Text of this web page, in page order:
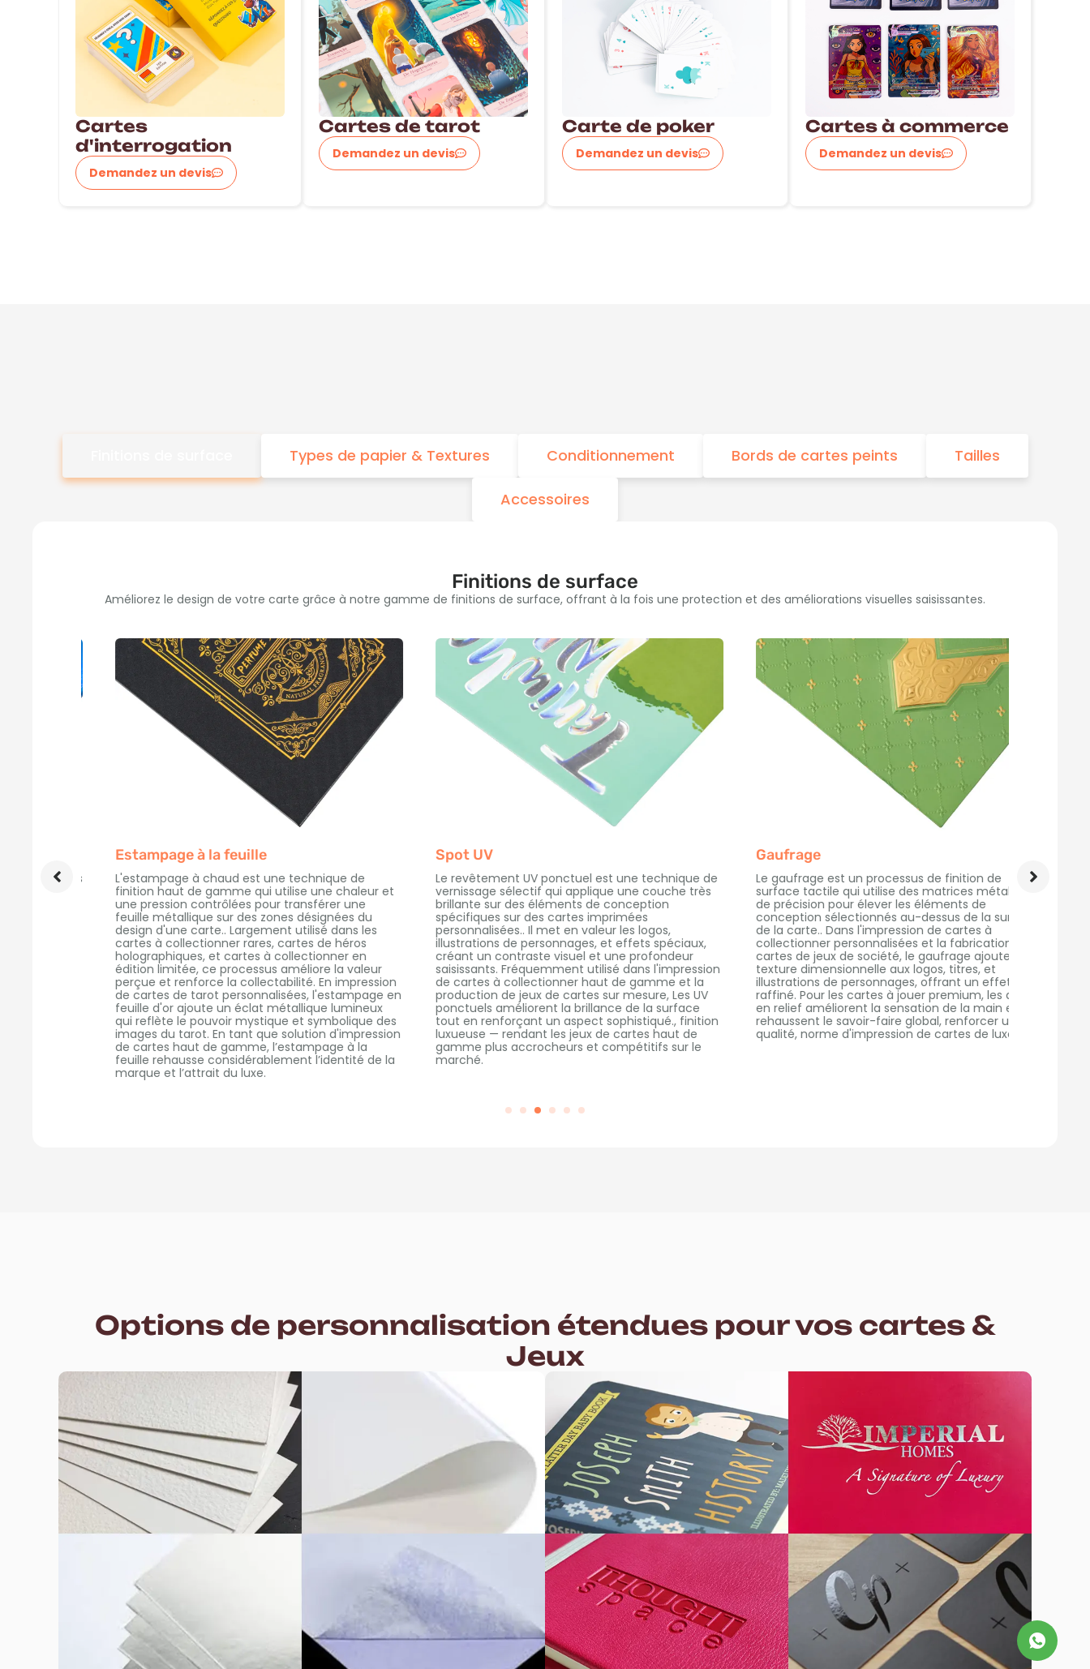
Cartes
d'interrogation
Demandez un devis
Cartes de tarot
Demandez un devis
Carte de poker
Demandez un devis
Cartes à commerce
Demandez un devis
Types de papier & Textures Conditionnement Bords de cartes peints Tailles
Accessoires
Finitions de surface
Améliorez le design de votre carte grâce à notre gamme de finitions de surface, offrant à la fois une protection et des améliorations visuelles saisissantes.
Estampage à la feuille
L'estampage à chaud est une technique de
finition haut de gamme qui utilise une chaleur et
une pression contrôlées pour transférer une
feuille métallique sur des zones désignées du
design d'une carte.. Largement utilisé dans les
cartes à collectionner rares, cartes de héros
holographiques, et cartes à collectionner en
édition limitée, ce processus améliore la valeur
perçue et renforce la collectabilité. En impression
de cartes de tarot personnalisées, l'estampage en
feuille d'or ajoute un éclat métallique lumineux
qui reflète le pouvoir mystique et symbolique des
images du tarot. En tant que solution d'impression
de cartes haut de gamme, l’estampage à la
feuille rehausse considérablement l’identité de la
marque et l’attrait du luxe.
Spot UV
Le revêtement UV ponctuel est une technique de
vernissage sélectif qui applique une couche très
brillante sur des éléments de conception
spécifiques sur des cartes imprimées
personnalisées.. Il met en valeur les logos,
illustrations de personnages, et effets spéciaux,
créant un contraste visuel et une profondeur
saisissants. Fréquemment utilisé dans l'impression
de cartes à collectionner haut de gamme et la
production de jeux de cartes sur mesure, Les UV
ponctuels améliorent la brillance de la surface
tout en renforçant un aspect sophistiqué., finition
luxueuse — rendant les jeux de cartes haut de
gamme plus accrocheurs et compétitifs sur le
marché.
Gaufrage
Le gaufrage est un processus de finition de
surface tactile qui utilise des matrices métalliques
de précision pour élever les éléments de
conception sélectionnés au-dessus de la surface
de la carte.. Dans l'impression de cartes à
collectionner personnalisées et la fabrication de
cartes de jeux de société, le gaufrage ajoute une
texture dimensionnelle aux logos, titres, et
illustrations de personnages, offrant un effet 3D
raffiné. Pour les cartes à jouer premium, les détails
en relief améliorent la sensation de la main et
rehaussent le savoir-faire global, renforcer une
qualité, norme d'impression de cartes de luxe.
Options de personnalisation étendues pour vos cartes &
Jeux